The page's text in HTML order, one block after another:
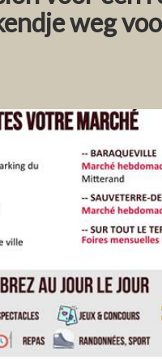
weg
uitje.
een
romantisch
gerechten
op locatie (voor
we een eenvoudige en
2 personen.
2 personen)?